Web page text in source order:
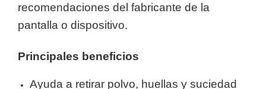
recomendaciones del fabricante de la
pantalla o dispositivo.
Principales beneficios
Ayuda a retirar polvo, huellas y suciedad